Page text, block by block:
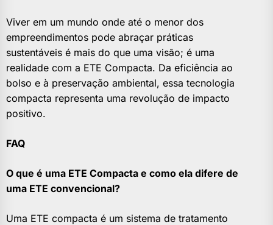
Viver em um mundo onde até o menor dos
empreendimentos pode abraçar práticas
sustentáveis é mais do que uma visão; é uma
realidade com a ETE Compacta. Da eficiência ao
bolso e à preservação ambiental, essa tecnologia
compacta representa uma revolução de impacto
positivo.
FAQ
O que é uma ETE Compacta e como ela difere de
uma ETE convencional?
Uma ETE compacta é um sistema de tratamento